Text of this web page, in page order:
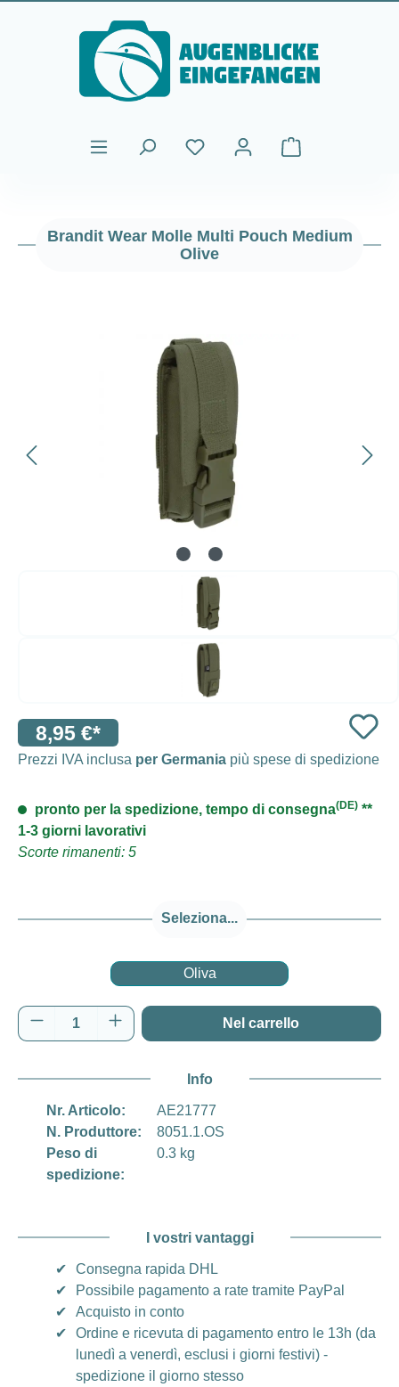
Passa al contenuto principale
Il carrello
Brandit Wear Molle Multi Pouch Medium
Olive
8,95 €*
Prezzi IVA inclusa per Germania più spese di spedizione
pronto per la spedizione, tempo di consegna(DE) **
1-3 giorni lavorativi
Scorte rimanenti: 5
Seleziona...
Oliva
Quantità del prodotto: inserisci la quantità
Nel carrello
Info
Nr. Articolo:
AE21777
N. Produttore:
8051.1.OS
Peso di
spedizione:
0.3 kg
I vostri vantaggi
✔
Consegna rapida DHL
✔
Possibile pagamento a rate tramite PayPal
✔
Acquisto in conto
✔
Ordine e ricevuta di pagamento entro le 13h (da
lunedì a venerdì, esclusi i giorni festivi) -
spedizione il giorno stesso